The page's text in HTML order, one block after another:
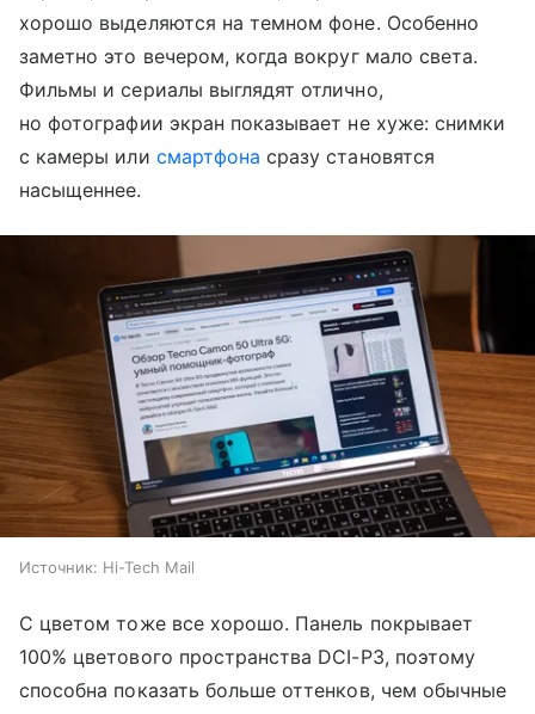
хорошо выделяются на темном фоне. Особенно
заметно это вечером, когда вокруг мало света.
Фильмы и сериалы выглядят отлично,
но фотографии экран показывает не хуже: снимки
с камеры или смартфона сразу становятся
насыщеннее.
Источник: Hi-Tech Mail
С цветом тоже все хорошо. Панель покрывает
100% цветового пространства DCI-P3, поэтому
способна показать больше оттенков, чем обычные